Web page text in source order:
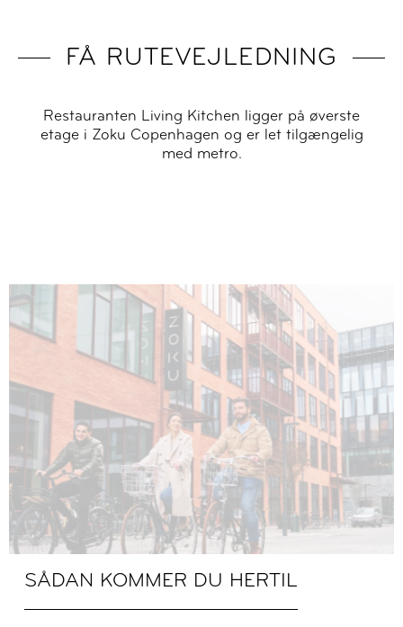
FÅ RUTEVEJLEDNING
Restauranten Living Kitchen ligger på øverste
etage i Zoku Copenhagen og er let tilgængelig
med metro.
SÅDAN KOMMER DU HERTIL